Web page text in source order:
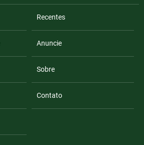
Recentes
Anuncie
Sobre
Contato